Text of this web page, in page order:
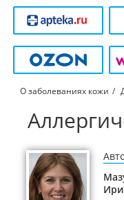
О заболеваниях кожи